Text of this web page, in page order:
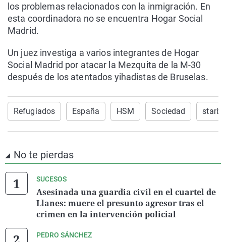
los problemas relacionados con la inmigración. En
esta coordinadora no se encuentra Hogar Social
Madrid.
Un juez investiga a varios integrantes de Hogar
Social Madrid por atacar la Mezquita de la M-30
después de los atentados yihadistas de Bruselas.
Refugiados España HSM Sociedad
No te pierdas
SUCESOS
Asesinada una guardia civil en el cuartel de
Llanes: muere el presunto agresor tras el
crimen en la intervención policial
PEDRO SÁNCHEZ